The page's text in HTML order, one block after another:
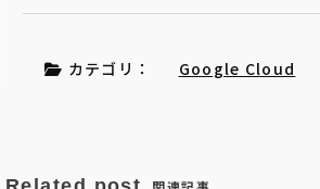
カテゴリ： Google Cloud